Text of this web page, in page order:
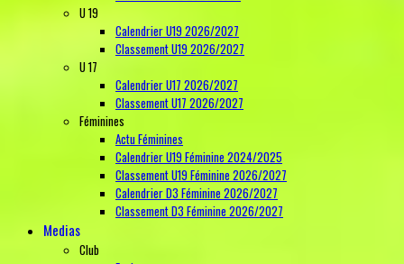
U 19
Calendrier U19 2026/2027
Classement U19 2026/2027
U 17
Calendrier U17 2026/2027
Classement U17 2026/2027
Féminines
Actu Féminines
Calendrier U19 Féminine 2024/2025
Classement U19 Féminine 2026/2027
Calendrier D3 Féminine 2026/2027
Classement D3 Féminine 2026/2027
Medias
Club